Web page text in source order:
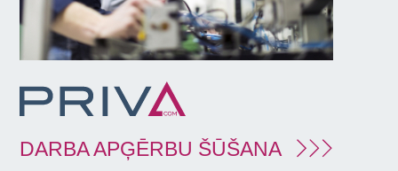
DARBA APĢĒRBU ŠŪŠANA